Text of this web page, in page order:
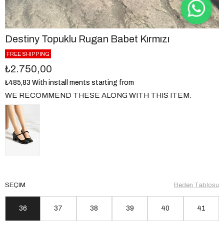
Destiny Topuklu Rugan Babet Kırmızı
FREE SHIPPING
₺2.750,00
₺485,83 With install ments starting from
WE RECOMMEND THESE ALONG WITH THIS ITEM.
Beden Tablosu
SEÇIM
36 37 38 39 40 41